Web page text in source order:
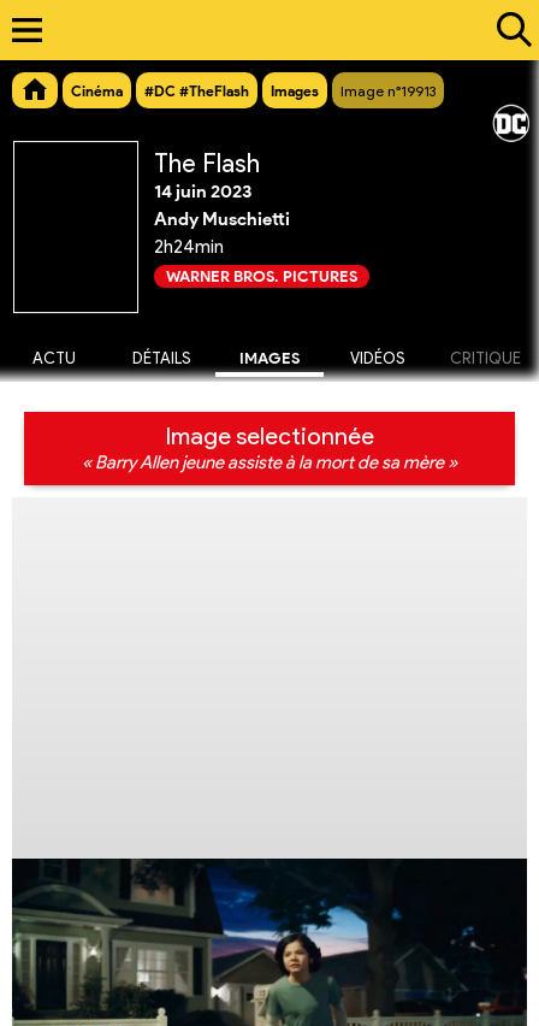
Cinéma #DC #TheFlash Images Image n°19913
The Flash
14 juin 2023
Andy Muschietti
2h24min
WARNER BROS. PICTURES
ACTU DÉTAILS IMAGES VIDÉOS CRITIQUE
Image selectionnée
« Barry Allen jeune assiste à la mort de sa mère »